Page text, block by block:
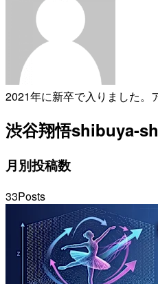
2021年に新卒で入りました。
渋谷翔悟shibuya-
月別投稿数
33Posts